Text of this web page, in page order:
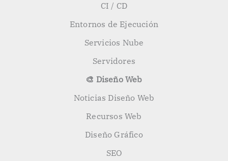
CI / CD
Entornos de Ejecución
Servicios Nube
Servidores
🎨 Diseño Web
Noticias Diseño Web
Recursos Web
Diseño Gráfico
SEO